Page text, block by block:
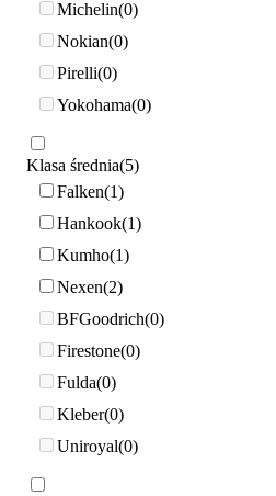
Michelin 0
Nokian 0
Pirelli 0
Yokohama 0
Klasa średnia 5
Falken 1
Hankook 1
Kumho 1
Nexen 2
BFGoodrich 0
Firestone 0
Fulda 0
Kleber 0
Uniroyal 0